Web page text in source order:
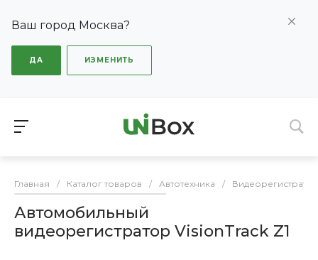
Ваш город Москва?
ДА ИЗМЕНИТЬ
Главная / Каталог товаров / Автотехника /
Автомобильный
видеорегистратор VisionTrack Z1